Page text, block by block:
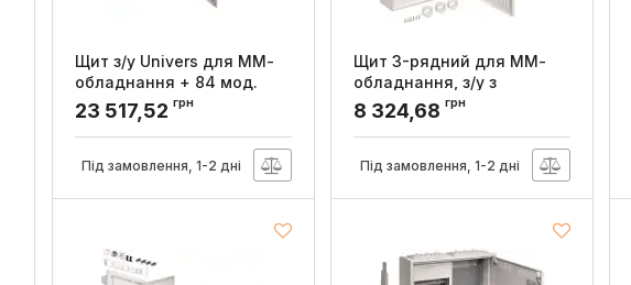
Щит з/у Univers для ММ-
обладнання + 84 мод.
1100x550x160мм, Hager
FWB72K1
23 517,52 грн
Під замовлення, 1-2 дні
Щит 3-рядний для ММ-
обладнання, з/у з
металевими дверями,
VOLTA, Hager
8 324,68 грн
Під замовлення, 1-2 дні